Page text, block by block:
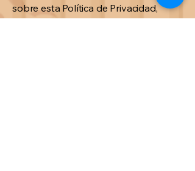
sobre esta Política de Privacidad,